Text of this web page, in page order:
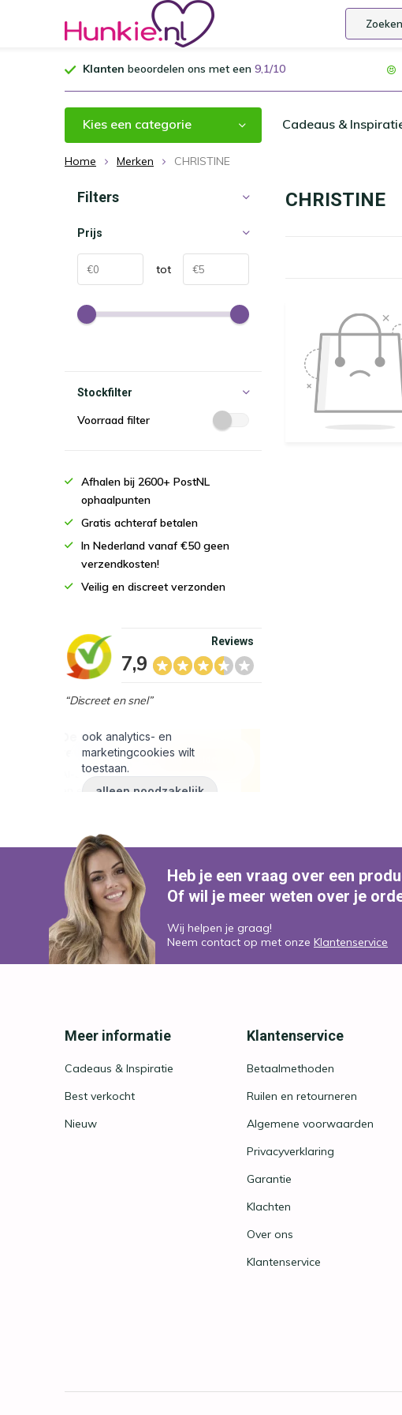
Klanten beoordelen ons met een 9,1/10
Kies een categorie Cadeaus &
Home Merken CHRISTINE
CHRISTINE
Filters
Prijs
tot
Stockfilter
Voorraad filter
Afhalen bij 2600+ PostNL
ophaalpunten
Gratis achteraf betalen
In Nederland vanaf €50 geen
verzendkosten!
Veilig en discreet verzonden
7,9
Reviews
“Discreet en snel”
Heb je een vraag over een
Of wil je meer weten over je
Wij helpen je graag!
Neem contact op met onze Klantenservice
Meer informatie
Cadeaus & Inspiratie
Best verkocht
Nieuw
Klantenservice
Betaalmethoden
Ruilen en retourneren
Algemene voorwaarden
Privacyverklaring
Garantie
Klachten
Over ons
Klantenservice